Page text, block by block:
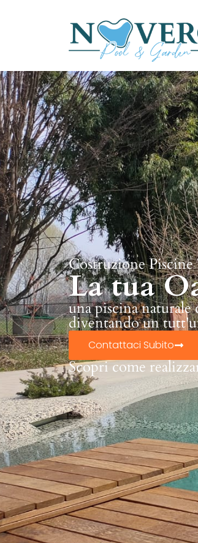
Costruzione
La tua
una piscina
diventando un
Contattaci Subito
Scopri come